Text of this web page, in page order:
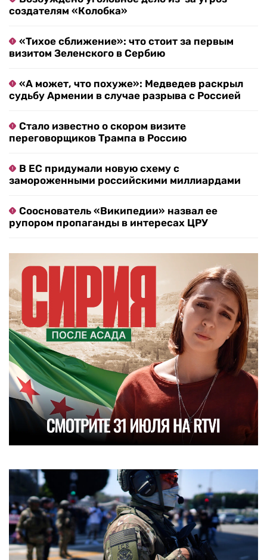
создателям «Колобка»
«Тихое сближение»: что стоит за первым
визитом Зеленского в Сербию
«А может, что похуже»: Медведев раскрыл
судьбу Армении в случае разрыва с Россией
Стало известно о скором визите
переговорщиков Трампа в Россию
В ЕС придумали новую схему с
замороженными российскими миллиардами
Сооснователь «Википедии» назвал ее
рупором пропаганды в интересах ЦРУ